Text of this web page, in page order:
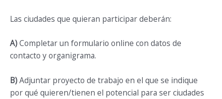
Las ciudades que quieran participar deberán:
A)Completar un formulario online con datos de
contacto y organigrama.
B)Adjuntar proyecto de trabajo en el que se indique
por qué quieren/tienen el potencial para ser ciudades